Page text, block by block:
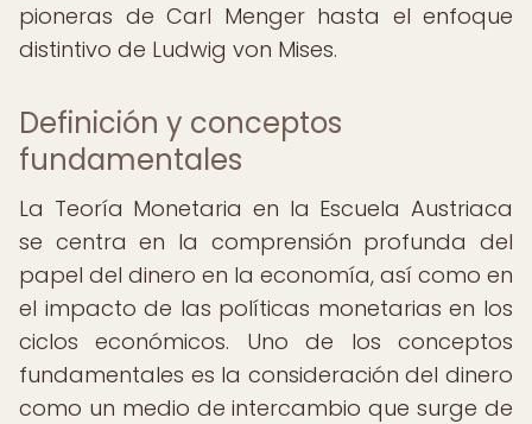
pioneras de Carl Menger hasta el enfoque
distintivo de Ludwig von Mises.
Definición y conceptos
fundamentales
La Teoría Monetaria en la Escuela Austriaca
se centra en la comprensión profunda del
papel del dinero en la economía, así como en
el impacto de las políticas monetarias en los
ciclos económicos. Uno de los conceptos
fundamentales es la consideración del dinero
como un medio de intercambio que surge de